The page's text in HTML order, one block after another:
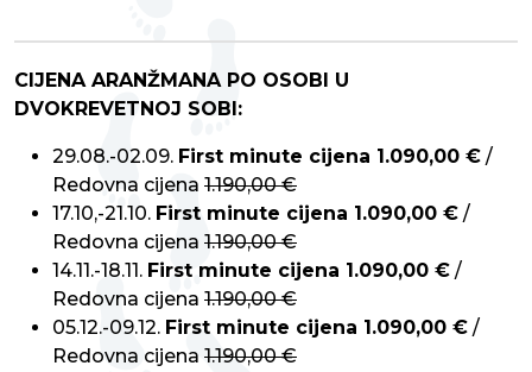
CIJENA ARANŽMANA PO OSOBI U
DVOKREVETNOJ SOBI:
29.08.-02.09. First minute cijena 1.090,00 € /
Redovna cijena 1.190,00 €
17.10,-21.10. First minute cijena 1.090,00 € /
Redovna cijena 1.190,00 €
14.11.-18.11. First minute cijena 1.090,00 € /
Redovna cijena 1.190,00 €
05.12.-09.12. First minute cijena 1.090,00 € /
Redovna cijena 1.190,00 €